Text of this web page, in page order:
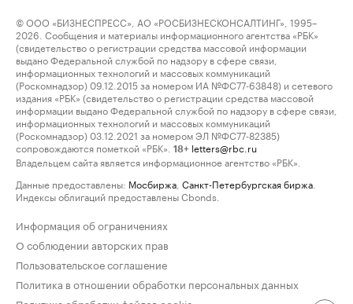
© ООО «БИЗНЕСПРЕСС», АО «РОСБИЗНЕСКОНСАЛТИНГ», 1995–
2026. Сообщения и материалы информационного агентства «РБК»
(свидетельство о регистрации средства массовой информации
выдано Федеральной службой по надзору в сфере связи,
информационных технологий и массовых коммуникаций
(Роскомнадзор) 09.12.2015 за номером ИА №ФС77-63848) и сетевого
издания «РБК» (свидетельство о регистрации средства массовой
информации выдано Федеральной службой по надзору в сфере связи,
информационных технологий и массовых коммуникаций
(Роскомнадзор) 03.12.2021 за номером ЭЛ №ФС77-82385)
сопровождаются пометкой «РБК».
18+ letters@rbc.ru
Владельцем сайта является информационное агентство «РБК».
Данные предоставлены: Мосбиржа Санкт-Петербургская биржа
Индексы облигаций предоставлены Cbonds.
Информация об ограничениях
О соблюдении авторских прав
Пользовательское соглашение
Политика в отношении обработки персональных данных